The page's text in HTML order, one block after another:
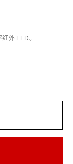
外 LED。